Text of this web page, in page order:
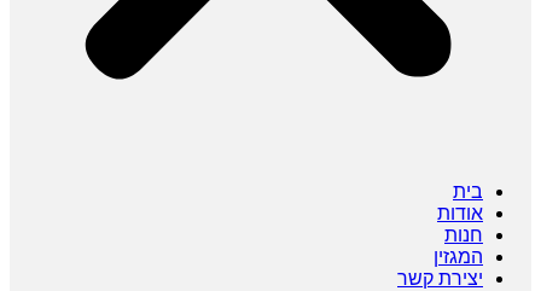
בית
אודות
חנות
המגזין
יצירת קשר